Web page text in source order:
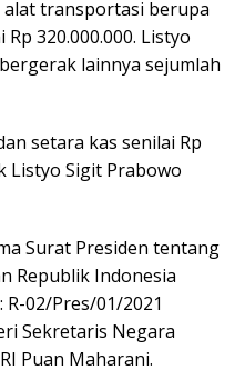
transportasi berupa
320.000.000. Listyo
lainnya sejumlah
setara kas senilai Rp
Listyo Sigit Prabowo
Surat Presiden tentang
Republik Indonesia
02/Pres/01/2021
Sekretaris Negara
Puan Maharani.